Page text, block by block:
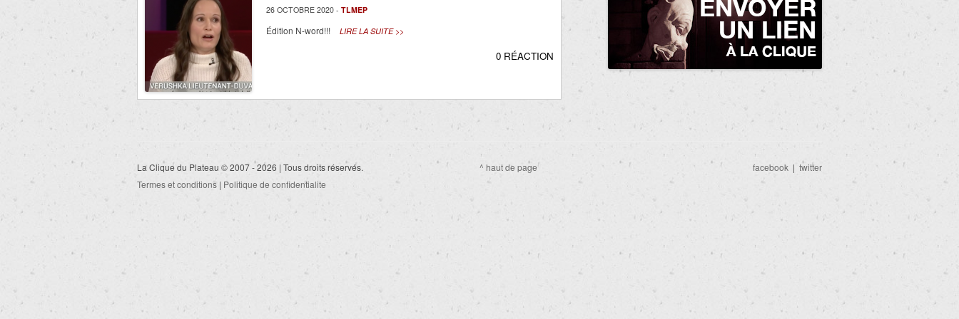
26 OCTOBRE 2020 - TLMEP
Édition N-word!!! LIRE LA SUITE >>
0 RÉACTION
La Clique du Plateau © 2007 - 2026 | Tous droits réservés.
Termes et conditions | Politique de confidentialite
^ haut de page facebook | twitter